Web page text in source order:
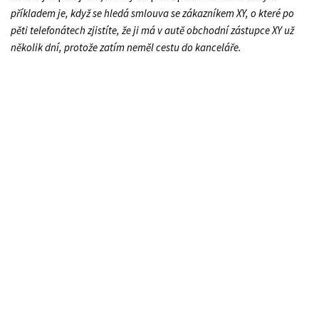
příkladem je, když se hledá smlouva se zákazníkem XY, o které po
pěti telefonátech zjistíte, že ji má v autě obchodní zástupce XY už
několik dní, protože zatím neměl cestu do kanceláře.